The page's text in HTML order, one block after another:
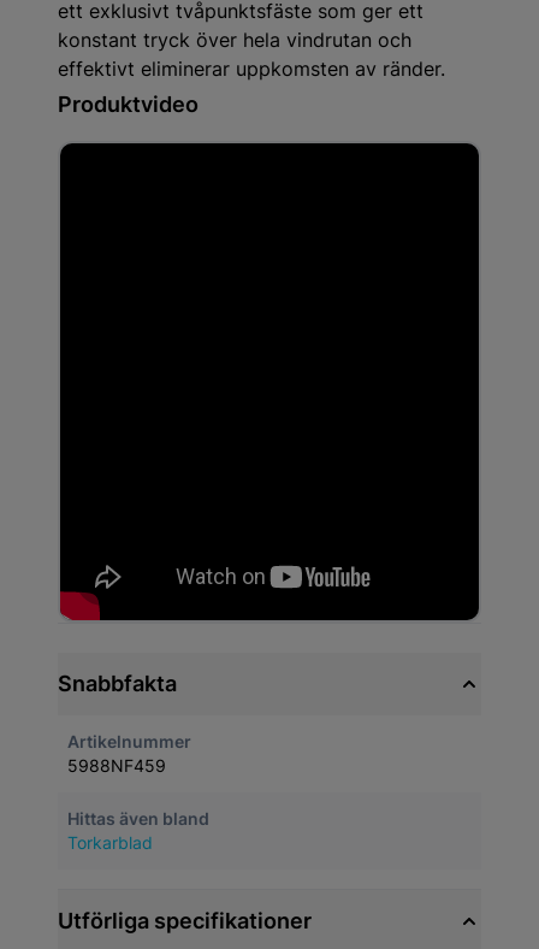
ett exklusivt tvåpunktsfäste som ger ett
konstant tryck över hela vindrutan och
effektivt eliminerar uppkomsten av ränder.
Produktvideo
Snabbfakta
Artikelnummer
5988NF459
Hittas även bland
Torkarblad
Utförliga specifikationer